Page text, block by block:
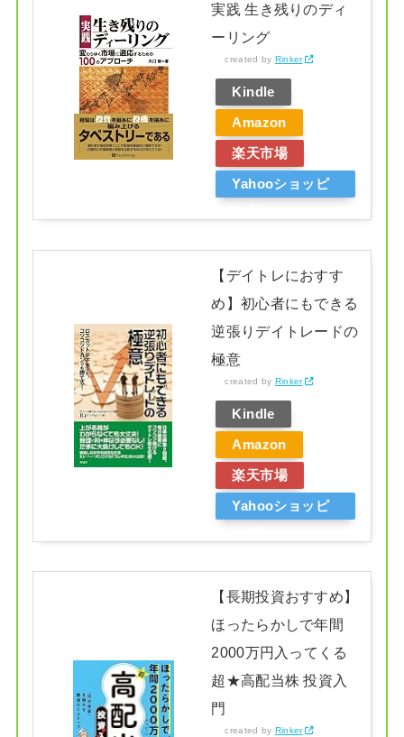
実践 生き残りのディ
ーリング
created by Rinker
Kindle
Amazon
楽天市場
Yahooショッピ
【デイトレにおすす
め】初心者にもできる
逆張りデイトレードの
極意
created by Rinker
Kindle
Amazon
楽天市場
Yahooショッピ
【長期投資おすすめ】
ほったらかしで年間
2000万円入ってくる
超★高配当株 投資入
門
created by Rinker